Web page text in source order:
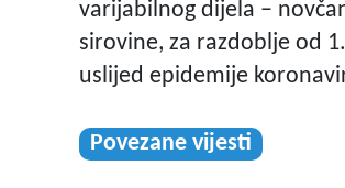
varijabilnog dijela –
sirovine, za razdoblje od
uslijed
Povezane vijesti